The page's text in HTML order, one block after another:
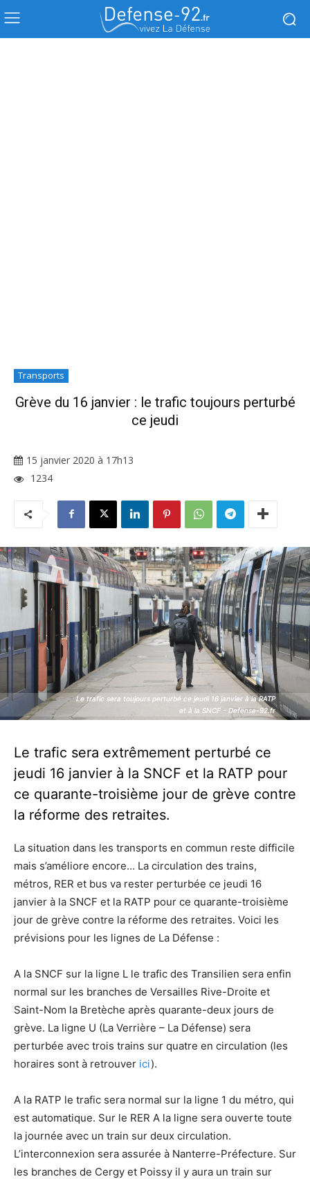
Transports
Grève du 16 janvier : le trafic toujours perturbé
ce jeudi
15 janvier 2020 à 17h13
1234
Le trafic sera toujours perturbé ce jeudi 16 janvier à la RATP
et à la SNCF - Defense-92.fr
Le trafic sera toujours perturbé ce jeudi 16 janvier à la RATP
et à la SNCF - Defense-92.fr
Le trafic sera extrêmement perturbé ce
jeudi 16 janvier à la SNCF et la RATP pour
ce quarante-troisième jour de grève contre
la réforme des retraites.
La situation dans les transports en commun reste difficile
mais s’améliore encore… La circulation des trains,
métros, RER et bus va rester perturbée ce jeudi 16
janvier à la SNCF et la RATP pour ce quarante-troisième
jour de grève contre la réforme des retraites. Voici les
prévisions pour les lignes de La Défense :
A la SNCF sur la ligne L le trafic des Transilien sera enfin
normal sur les branches de Versailles Rive-Droite et
Saint-Nom la Bretèche après quarante-deux jours de
grève. La ligne U (La Verrière – La Défense) sera
perturbée avec trois trains sur quatre en circulation (les
horaires sont à retrouver ici).
A la RATP le trafic sera normal sur la ligne 1 du métro, qui
est automatique. Sur le RER A la ligne sera ouverte toute
la journée avec un train sur deux circulation.
L’interconnexion sera assurée à Nanterre-Préfecture. Sur
les branches de Cergy et Poissy il y aura un train sur